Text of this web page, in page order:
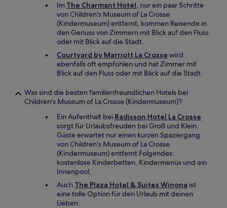
Im The Charmant Hotel, nur ein paar Schritte
von Children's Museum of La Crosse
(Kindermuseum) entfernt, kommen Reisende in
den Genuss von Zimmern mit Blick auf den Fluss
oder mit Blick auf die Stadt.
Courtyard by Marriott La Crosse wird
ebenfalls oft empfohlen und hat Zimmer mit
Blick auf den Fluss oder mit Blick auf die Stadt.
Was sind die besten familienfreundlichen Hotels bei
Children's Museum of La Crosse (Kindermuseum)?
Ein Aufenthalt bei Radisson Hotel La Crosse
sorgt für Urlaubsfreuden bei Groß und Klein.
Gäste erwartet nur einen kurzen Spaziergang
von Children's Museum of La Crosse
(Kindermuseum) entfernt Folgendes:
kostenlose Kinderbetten, Kindermenüs und ein
Innenpool.
Auch The Plaza Hotel & Suites Winona ist
eine tolle Option für den Urlaub mit deinen
Lieben.